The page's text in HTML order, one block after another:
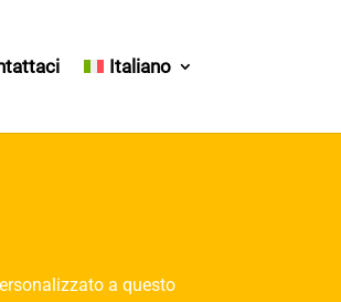
Italiano
a questo